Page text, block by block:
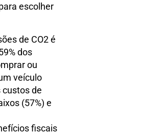
escolher
de CO2 é
dos
ou
veículo
custos de
(57%) e
fiscais